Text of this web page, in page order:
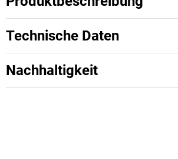
Technische Daten
Nachhaltigkeit